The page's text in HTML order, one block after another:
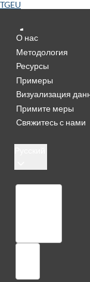
TGEU
О нас
Методология
Ресурсы
Примеры
Визуализация
Примите меры
Свяжитесь с нами